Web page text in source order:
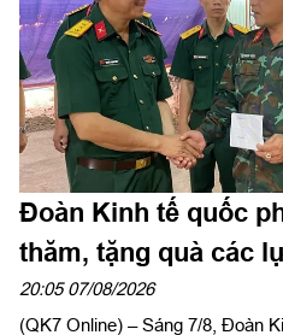
Đoàn Kinh tế quốc
thăm, tặng quà các
nhiệm vụ tìm kiếm,
20:05 07/08/2026
(QK7 Online) – Sáng 7/8, Đoàn